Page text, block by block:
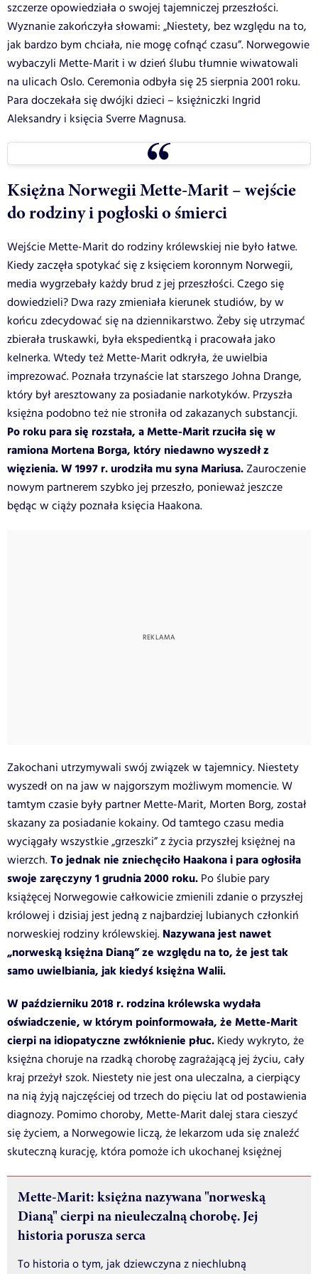
szczerze opowiedziała o swojej tajemniczej przeszłości.
Wyznanie zakończyła słowami: „Niestety, bez względu na to,
jak bardzo bym chciała, nie mogę cofnąć czasu”. Norwegowie
wybaczyli Mette-Marit i w dzień ślubu tłumnie wiwatowali
na ulicach Oslo. Ceremonia odbyła się 25 sierpnia 2001 roku.
Para doczekała się dwójki dzieci – księżniczki Ingrid
Aleksandry i księcia Sverre Magnusa.
Księżna Norwegii Mette-Marit – wejście
do rodziny i pogłoski o śmierci
Wejście Mette-Marit do rodziny królewskiej nie było łatwe.
Kiedy zaczęła spotykać się z księciem koronnym Norwegii,
media wygrzebały każdy brud z jej przeszłości. Czego się
dowiedzieli? Dwa razy zmieniała kierunek studiów, by w
końcu zdecydować się na dziennikarstwo. Żeby się utrzymać
zbierała truskawki, była ekspedientką i pracowała jako
kelnerka. Wtedy też Mette-Marit odkryła, że uwielbia
imprezować. Poznała trzynaście lat starszego Johna Drange,
który był aresztowany za posiadanie narkotyków. Przyszła
księżna podobno też nie stroniła od zakazanych substancji.
Po roku para się rozstała, a Mette-Marit rzuciła się w
ramiona Mortena Borga, który niedawno wyszedł z
więzienia. W 1997 r. urodziła mu syna Mariusa.Zauroczenie
nowym partnerem szybko jej przeszło, ponieważ jeszcze
będąc w ciąży poznała księcia Haakona.
Zakochani utrzymywali swój związek w tajemnicy. Niestety
wyszedł on na jaw w najgorszym możliwym momencie. W
tamtym czasie były partner Mette-Marit, Morten Borg, został
skazany za posiadanie kokainy. Od tamtego czasu media
wyciągały wszystkie „grzeszki” z życia przyszłej księżnej na
wierzch.To jednak nie zniechęciło Haakona i para ogłosiła
swoje zaręczyny 1 grudnia 2000 roku. Po ślubie pary
książęcej Norwegowie całkowicie zmienili zdanie o przyszłej
królowej i dzisiaj jest jedną z najbardziej lubianych członkiń
norweskiej rodziny królewskiej. Nazywana jest nawet
„norweską księżna Dianą” ze względu na to, że jest tak
samo uwielbiania, jak kiedyś księżna Walii.
W październiku 2018 r. rodzina królewska wydała
oświadczenie, w którym poinformowała, że Mette-Marit
cierpi na idiopatyczne zwłóknienie płuc. Kiedy wykryto, że
księżna choruje na rzadką chorobę zagrażającą jej życiu, cały
kraj przeżył szok. Niestety nie jest ona uleczalna, a cierpiący
na nią żyją najczęściej od trzech do pięciu lat od postawienia
diagnozy. Pomimo choroby, Mette-Marit dalej stara cieszyć
się życiem, a Norwegowie liczą, że lekarzom uda się znaleźć
skuteczną kurację, która pomoże ich ukochanej księżnej
Mette-Marit: księżna nazywana "norweską
Dianą" cierpi na nieuleczalną chorobę. Jej
historia porusza serca
To historia o tym, jak dziewczyna z niechlubną